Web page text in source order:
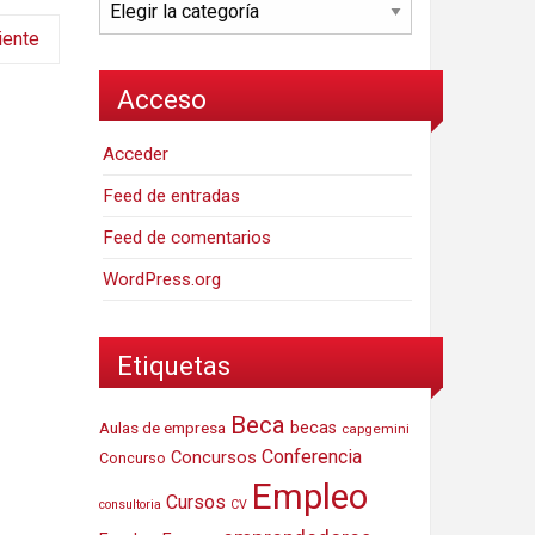
Acceso
Acceder
Feed de entradas
Feed de comentarios
WordPress.org
Etiquetas
Aulas de empresa Beca becas capgemini
Concurso Concursos Conferencia
consultoria Cursos CV Empleo